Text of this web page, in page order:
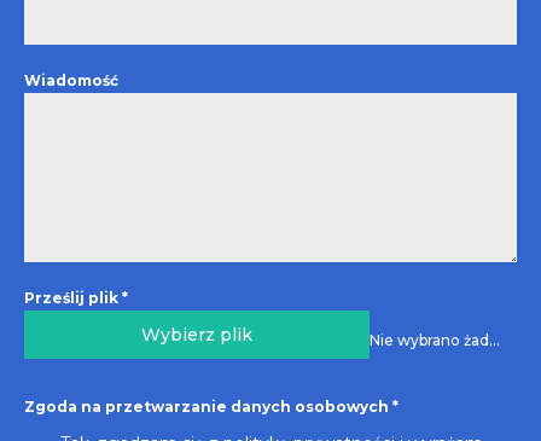
Wiadomość
Prześlij plik *
Wybierz plik Nie wybrano żadnego pliku
Zgoda na przetwarzanie danych osobowych *